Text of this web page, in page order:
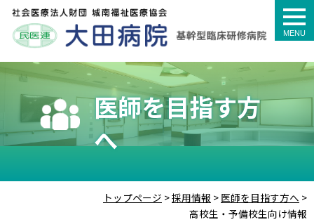
医師を目指す方
へ
トップページ >採用情報 > 医師を目指す方へ >
高校生・予備校生向け情報